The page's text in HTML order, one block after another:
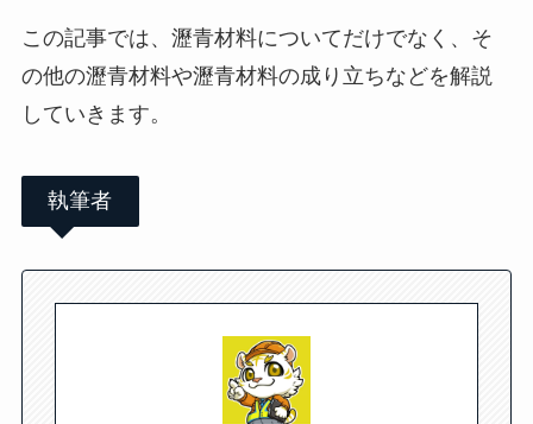
この記事では、瀝青材料についてだけでなく、そ
の他の瀝青材料や瀝青材料の成り立ちなどを解説
していきます。
執筆者